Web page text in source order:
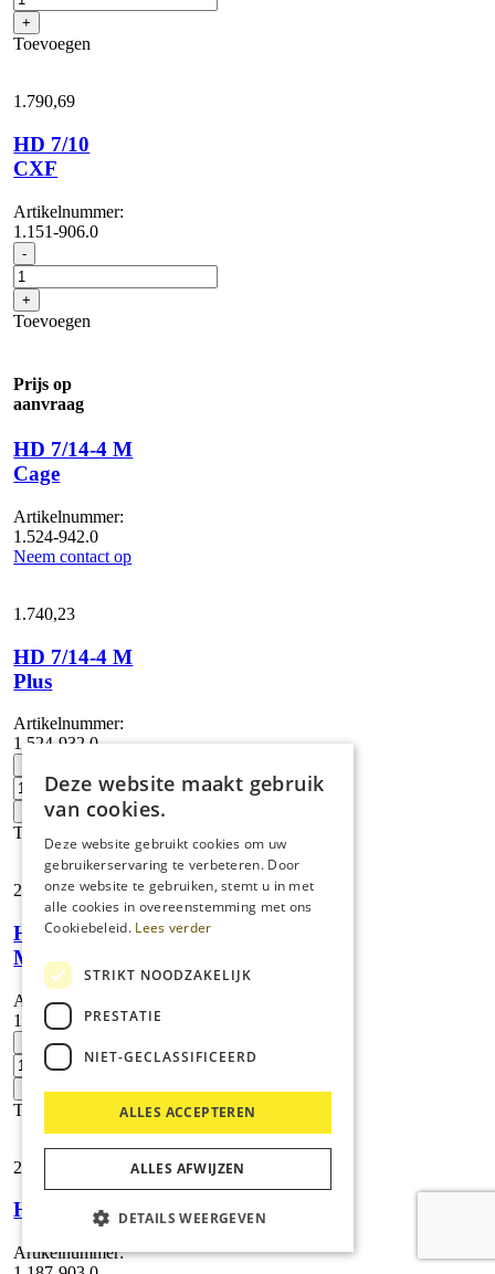
4
MXA
Plus
aantal
+
Toevoegen
1.790,69
HD 7/10
CXF
Artikelnummer:
1.151-906.0
- HD
7/10
CXF
aantal
+
Toevoegen
Prijs op
aanvraag
HD 7/14-4 M
Cage
Artikelnummer:
1.524-942.0
Neem contact op
1.740,23
HD 7/14-4 M
Plus
Artikelnummer:
1.524-932.0
7/14-
M
Plus
aantal
Toevoegen
2.156,70
HD 7/14-4
MXA Plus
Artikelnummer:
1.524-947.0
HD
7/14-
aantal
Toevoegen
2.525,
HD 7/15 G
Artikelnummer:
Deze website maakt gebruik
van cookies.
Deze website gebruikt cookies om uw
gebruikerservaring te verbeteren. Door
onze website te gebruiken, stemt u in met
alle cookies in overeenstemming met ons
Cookiebeleid. Lees verder
STRIKT NOODZAKELIJK
PRESTATIE
NIET-GECLASSIFICEERD
ALLES ACCEPTEREN
ALLES AFWIJZEN
DETAILS WEERGEVEN